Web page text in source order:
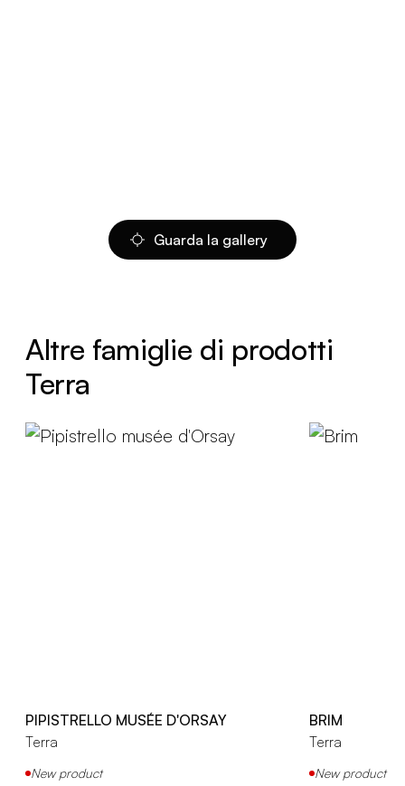
Guarda la gallery
Altre famiglie di prodotti
Terra
PIPISTRELLO MUSÉE D'ORSAY
Terra
New product
BRIM
Terra
New product